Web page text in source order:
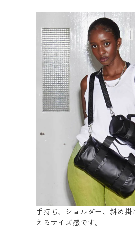
手持ち、ショルダー、斜め掛
えるサイズ感です。